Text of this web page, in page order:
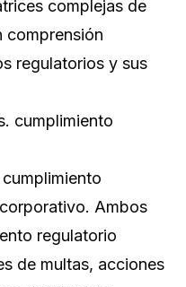
complejas de
comprensión
regulatorios y sus
cumplimiento
Ambos
regulatorio
de multas, acciones